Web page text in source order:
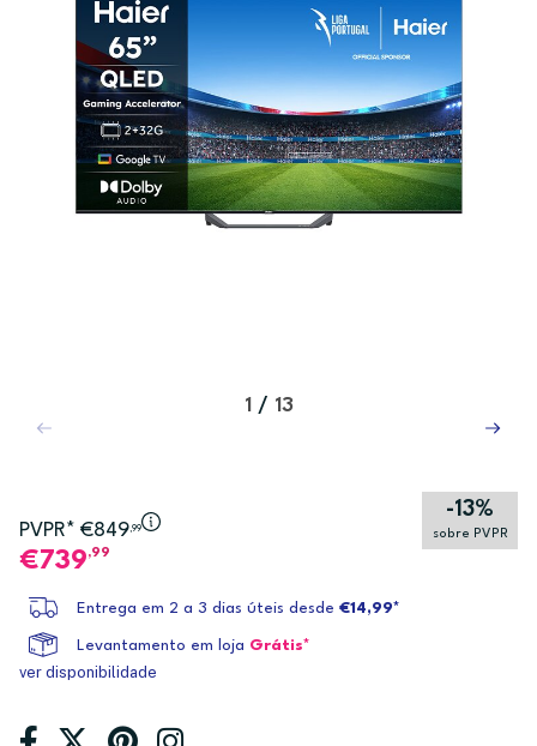
1 / 13
PVPR* €849,99
-13%
sobre PVPR
739,99
Entrega em 2 a 3 dias úteis desde €14,99*
Levantamento em loja Grátis*
ver disponibilidade